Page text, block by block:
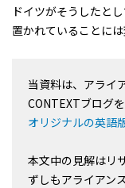
ドイツがそうしたと
置かれていることには
当資料は、アライ
CONTEXTブログ
オリジナルの英語
本文中の見解はリ
ずしもアライアン